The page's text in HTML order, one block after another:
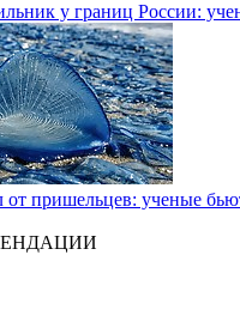
у границ России:
от пришельцев: ученые